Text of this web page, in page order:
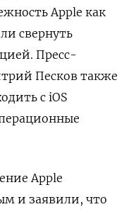
Apple как
свернуть
Пресс-
Песков также
с iOS
Apple
и заявили, что